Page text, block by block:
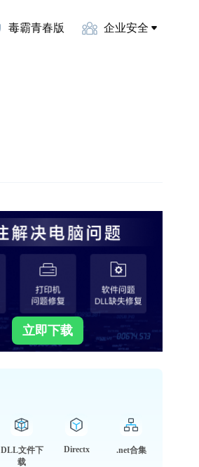
毒霸青春版 企业安全
立即下载
DLL文件下
载
Directx .net合集